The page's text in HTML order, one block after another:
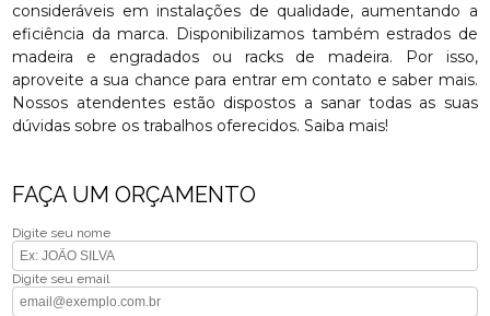
consideráveis em instalações de qualidade, aumentando a
eficiência da marca. Disponibilizamos também estrados de
madeira e engradados ou racks de madeira. Por isso,
aproveite a sua chance para entrar em contato e saber mais.
Nossos atendentes estão dispostos a sanar todas as suas
dúvidas sobre os trabalhos oferecidos. Saiba mais!
FAÇA UM ORÇAMENTO
Digite seu nome
Digite seu email